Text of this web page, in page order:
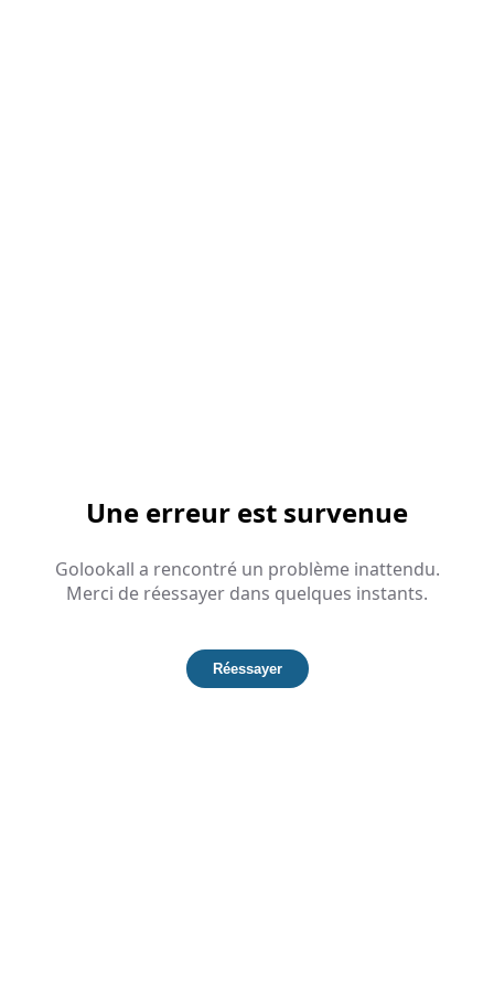
Une erreur est survenue
Golookall a rencontré un problème inattendu.
Merci de réessayer dans quelques instants.
Réessayer